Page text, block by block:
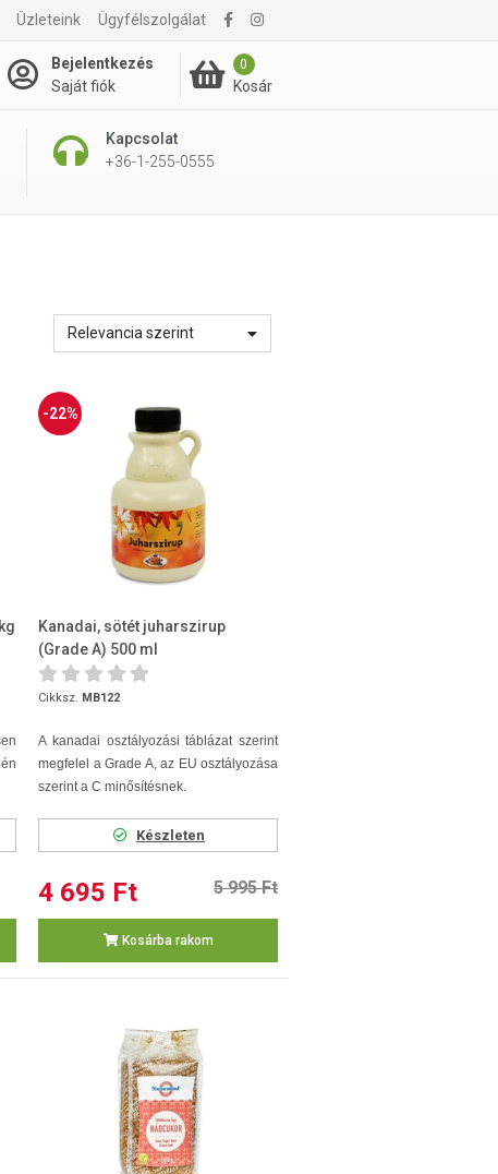
Üzleteink Ügyfélszolgálat
Bejelentkezés
Saját fiók
0
Kosár
Kapcsolat
+36-1-255-0555
Relevancia szerint
-22%
Kanadai, sötét juharszirup
(Grade A) 500 ml
Cikksz. MB122
A kanadai osztályozási táblázat szerint
megfelel a Grade A, az EU osztályozása
szerint a C minősítésnek.
Készleten
4 695 Ft 5 995 Ft
Kosárba rakom